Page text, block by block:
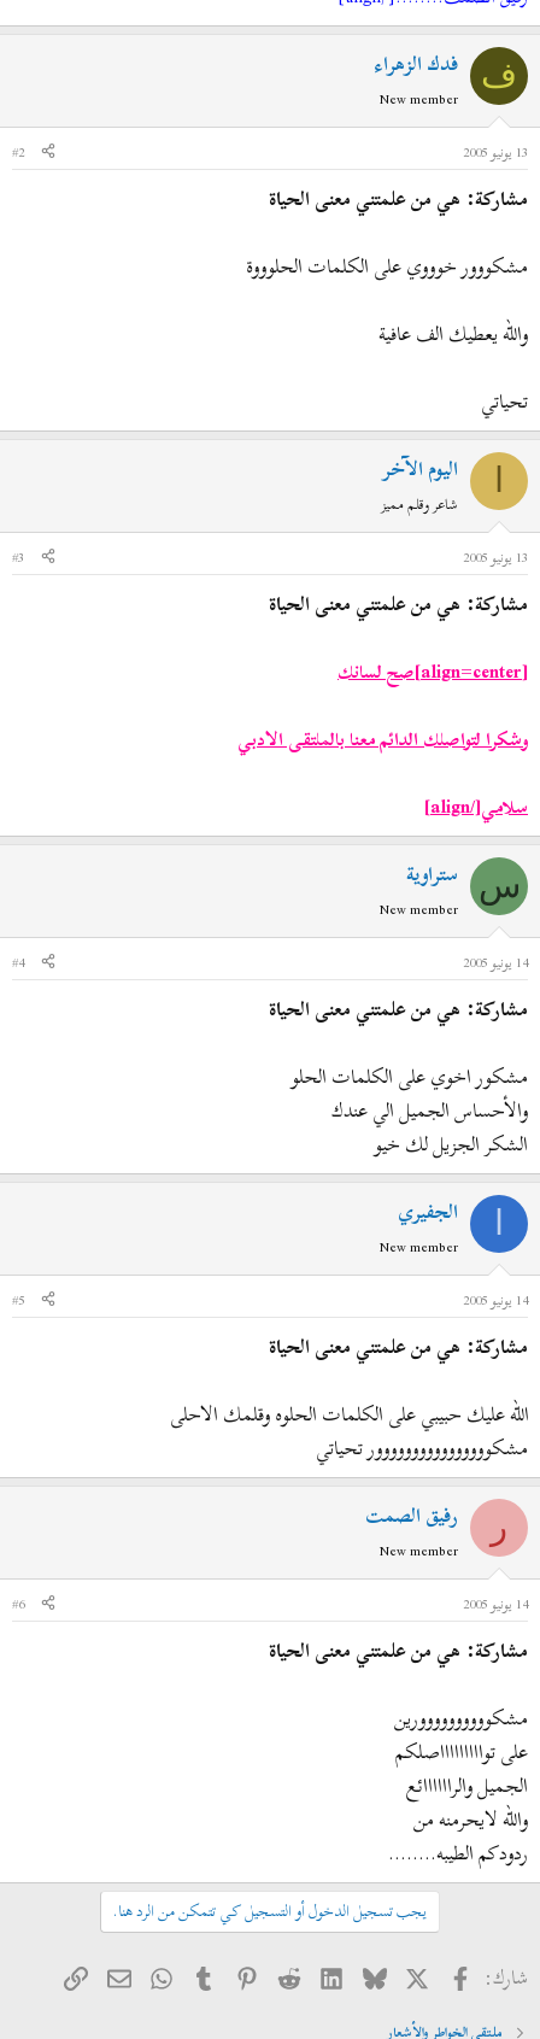
ف فدك الزهراء
New member
13 يونيو 2005
#2
مشاركة: هي من علمتني معنى الحياة
مشكووور خوووي على الكلمات الحلوووة
والله يعطيك الف عافية
تحياتي
اليوم الآخر
شاعر وقلم مميز
13 يونيو 2005
#3
مشاركة: هي من علمتني معنى الحياة
[align=center]
صح لسانك
وشكرا لتواصلك الدائم معنا بالملتقى الادبي
سلامي[/align]
س ستراوية
New member
14 يونيو 2005
#4
مشاركة: هي من علمتني معنى الحياة
مشكور اخوي على الكلمات الحلو
والأحساس الجميل الي عندك
الشكر الجزيل لك خيو
الجفيري
New member
14 يونيو 2005
#5
مشاركة: هي من علمتني معنى الحياة
الله عليك حبيبي على الكلمات الحلوه وقلمك الاحلى
مشكوووووووووووووووور تحياتي
ر رفيق الصمت
New member
14 يونيو 2005
#6
مشاركة: هي من علمتني معنى الحياة
مشكوووووووووورين
على تواااااااااصلكم
الجميل والراااااائع
والله لايحرمنه من
ردودكم الطيبه........
يجب تسجيل الدخول أو التسجيل كي تتمكن من الرد هنا.
شارك: فيسبوك
X
Bluesky
LinkedIn
Reddit
Pinterest
Tumblr
WhatsApp
البريدالرابط
ملتقى الخواطر والأشعار